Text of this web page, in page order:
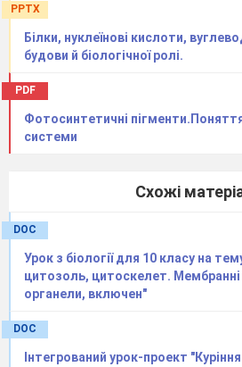
10
PPTX
Білки, нуклеїнові кислоти,
будови й біологічної ролі.
PDF
Фотосинтетичні
системи
Схожі
DOC
Урок з біології для 10 класу на
цитозоль, цитоскелет. Мембранні
органели, включен"
DOC
Інтегрований урок-проект